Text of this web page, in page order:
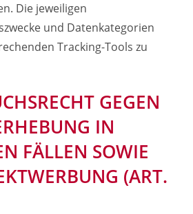
Die jeweiligen
und Datenkategorien
Tracking-Tools zu
GEGEN
IN
FÄLLEN SOWIE
(ART.